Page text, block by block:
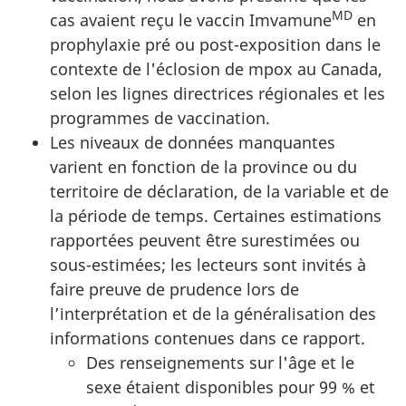
cas avaient reçu le vaccin ImvamuneMD en
prophylaxie pré ou post-exposition dans le
contexte de l'éclosion de mpox au Canada,
selon les lignes directrices régionales et les
programmes de vaccination.
Les niveaux de données manquantes
varient en fonction de la province ou du
territoire de déclaration, de la variable et de
la période de temps. Certaines estimations
rapportées peuvent être surestimées ou
sous-estimées; les lecteurs sont invités à
faire preuve de prudence lors de
l’interprétation et de la généralisation des
informations contenues dans ce rapport.
Des renseignements sur l'âge et le
sexe étaient disponibles pour 99 % et